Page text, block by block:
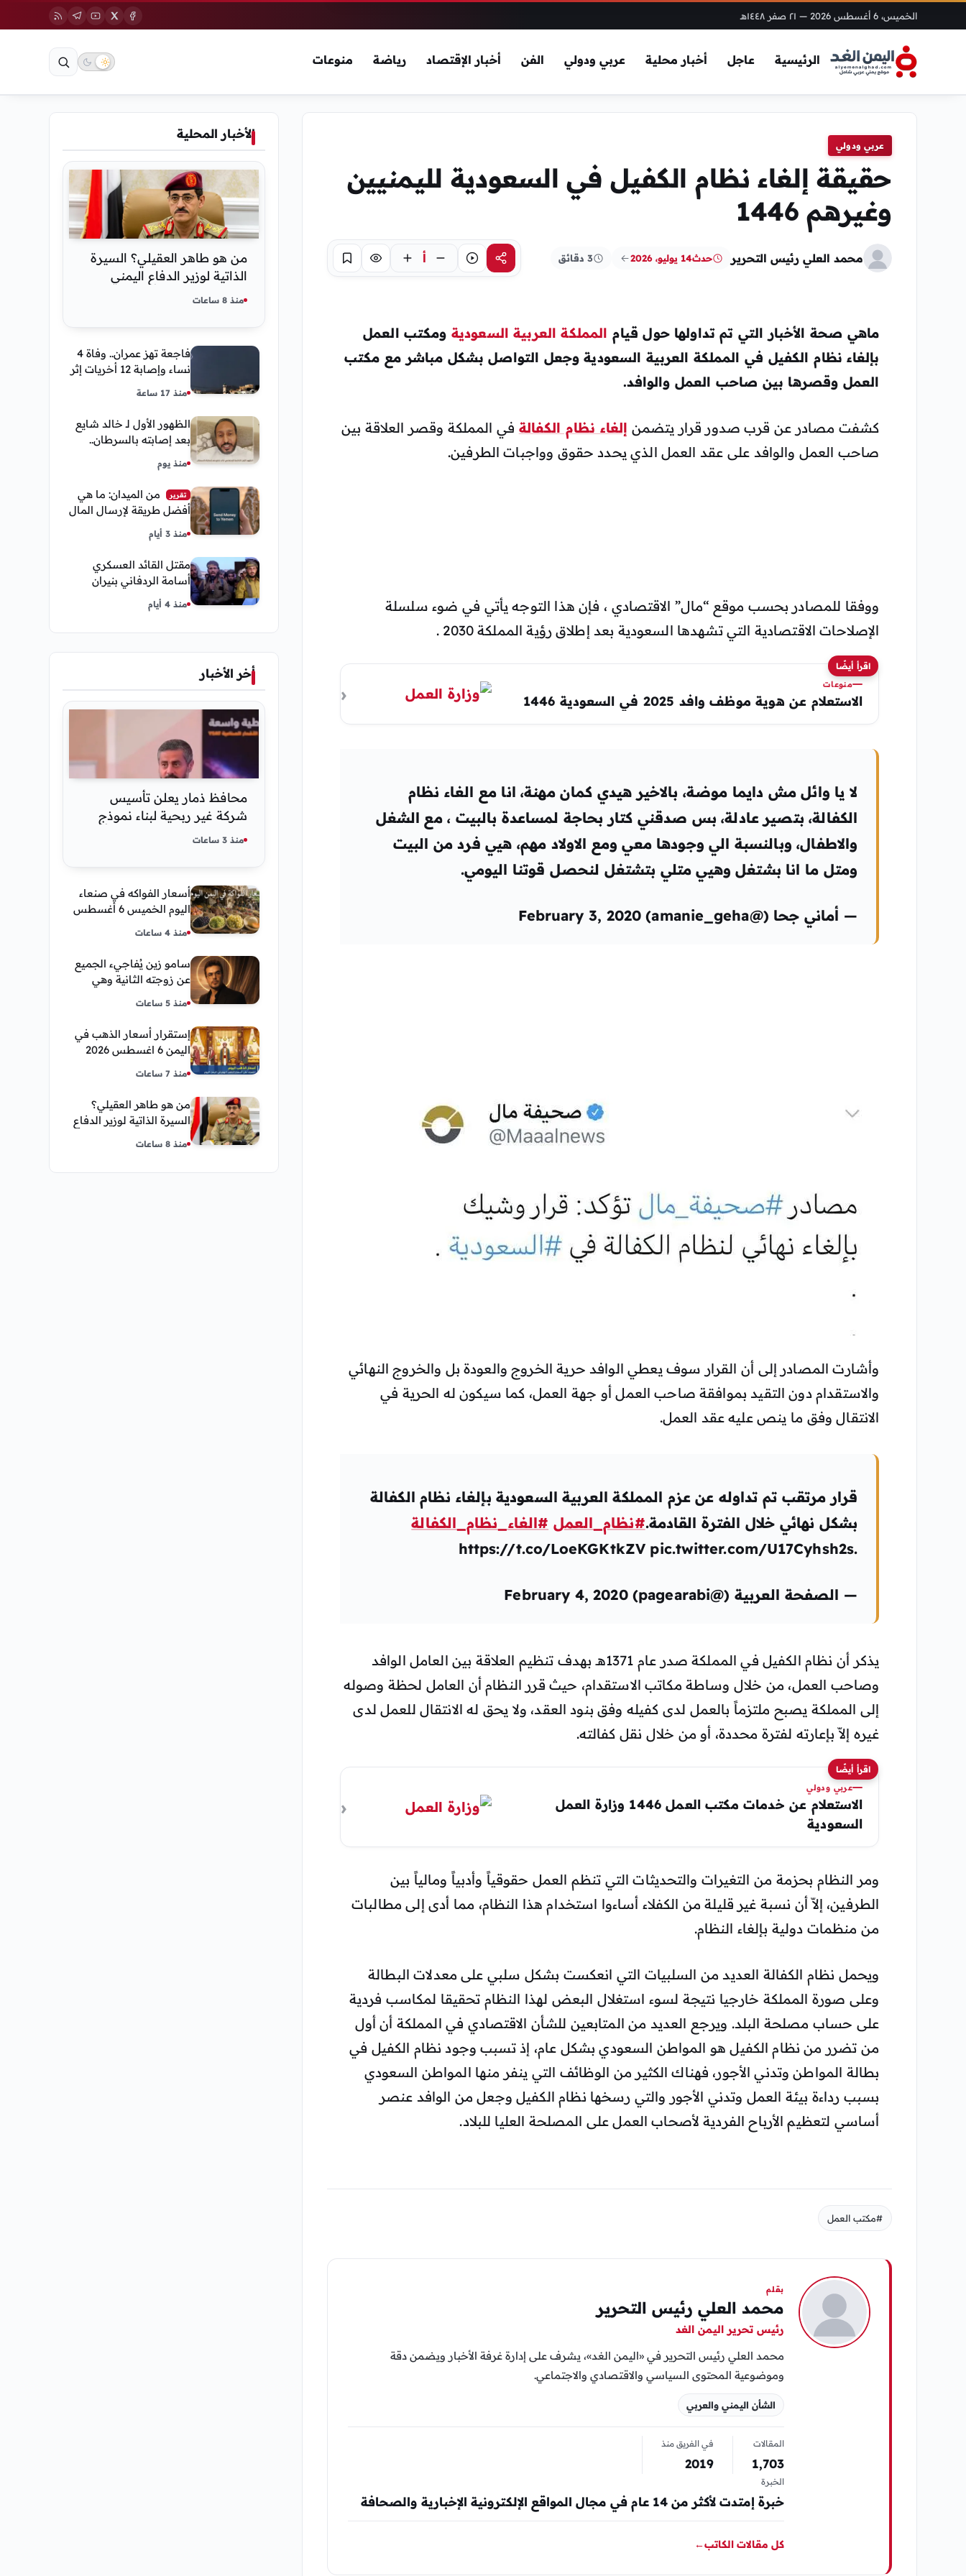
الخميس، 6 أغسطس 2026 — ٢١ صفر ١٤٤٨هـ
الرئيسية عاجل أخبار محلية عربي ودولي الفن أخبار الإقتصاد رياضة منوعات
عربي ودولي
حقيقة إلغاء نظام الكفيل في السعودية لليمنيين
وغيرهم 1446
محمد العلي رئيس التحرير حدث14 يوليو، 2026 3 دقائق مشاركةاستماع أ تركيز حفظ
ماهي صحة الأخبار التي تم تداولها حول قيام المملكة العربية السعوديةومكتب العمل
بإلغاء نظام الكفيل في المملكة العربية السعودية وجعل التواصل بشكل مباشر مع مكتب
العمل وقصرها بين صاحب العمل والوافد.
كشفت مصادر عن قرب صدور قرار يتضمن إلغاء نظام الكفالة في المملكة وقصر العلاقة بين
صاحب العمل والوافد على عقد العمل الذي يحدد حقوق وواجبات الطرفين.
ووفقا للمصادر بحسب موقع “مال” الاقتصادي ، فإن هذا التوجه يأتي في ضوء سلسلة
الإصلاحات الاقتصادية التي تشهدها السعودية بعد إطلاق رؤية المملكة 2030 .
اقرأ أيضًا
منوعات
الاستعلام عن هوية موظف وافد 2025 في السعودية 1446
لا يا وائل مش دايما موضة، بالاخير هيدي كمان مهنة، انا مع الغاء نظام
الكفالة، بتصير عادلة، بس صدقني كتار بحاجة لمساعدة بالبيت ، مع الشغل
والاطفال، وبالنسبة الي وجودها معي ومع الاولاد مهم، هيي فرد من البيت
ومتل ما انا بشتغل وهيي متلي بتشتغل لنحصل قوتنا اليومي.
— أماني جحا (@amanie_geha) February 3, 2020
وأشارت المصادر إلى أن القرار سوف يعطي الوافد حرية الخروج والعودة بل والخروج النهائي
والاستقدام دون التقيد بموافقة صاحب العمل أو جهة العمل، كما سيكون له الحرية في
الانتقال وفق ما ينص عليه عقد العمل.
قرار مرتقب تم تداوله عن عزم المملكة العربية السعودية بإلغاء نظام الكفالة
بشكل نهائي خلال الفترة القادمة.#نظام_العمل #الغاء_نظام_الكفالة
.https://t.co/LoeKGKtkZV pic.twitter.com/U17Cyhsh2s
— الصفحة العربية (@pagearabi) February 4, 2020
يذكر أن نظام الكفيل في المملكة صدر عام 1371هـ بهدف تنظيم العلاقة بين العامل الوافد
وصاحب العمل، من خلال وساطة مكاتب الاستقدام، حيث قرر النظام أن العامل لحظة وصوله
إلى المملكة يصبح ملتزماً بالعمل لدى كفيله وفق بنود العقد، ولا يحق له الانتقال للعمل لدى
غيره إلاّ بإعارته لفترة محددة، أو من خلال نقل كفالته.
اقرأ أيضًا
عربي ودولي
الاستعلام عن خدمات مكتب العمل 1446 وزارة العمل
السعودية
ومر النظام بحزمة من التغيرات والتحديثات التي تنظم العمل حقوقياً وأدبياً ومالياً بين
الطرفين، إلاّ أن نسبة غير قليلة من الكفلاء أساءوا استخدام هذا النظام، مما أدى إلى مطالبات
من منظمات دولية بإلغاء النظام.
ويحمل نظام الكفالة العديد من السلبيات التي انعكست بشكل سلبي على معدلات البطالة
وعلى صورة المملكة خارجيا نتيجة لسوء استغلال البعض لهذا النظام تحقيقا لمكاسب فردية
على حساب مصلحة البلد. ويرجع العديد من المتابعين للشأن الاقتصادي في المملكة أن أول
من تضرر من نظام الكفيل هو المواطن السعودي بشكل عام، إذ تسبب وجود نظام الكفيل في
بطالة المواطن وتدني الأجور، فهناك الكثير من الوظائف التي ينفر منها المواطن السعودي
بسبب رداءة بيئة العمل وتدني الأجور والتي رسخها نظام الكفيل وجعل من الوافد عنصر
أساسي لتعظيم الأرباح الفردية لأصحاب العمل على المصلحة العليا للبلاد.
#مكتب العمل
بقلم
محمد العلي رئيس التحرير
رئيس تحرير اليمن الغد
محمد العلي رئيس التحرير في «اليمن الغد»، يشرف على إدارة غرفة الأخبار ويضمن دقة
وموضوعية المحتوى السياسي والاقتصادي والاجتماعي.
الشأن اليمني والعربي
المقالات
1٬703
في الفريق منذ
2019
الخبرة
خبرة إمتدت لأكثر من 14 عام في مجال المواقع الإلكترونية الإخبارية والصحافة
كل مقالات الكاتب←
الأخبار المحلية
من هو طاهر العقيلي؟ السيرة
الذاتية لوزير الدفاع اليمني
الجديد وأبرز مناصبه
منذ 8 ساعات
فاجعة تهز عمران.. وفاة 4
نساء وإصابة 12 أخريات إثر
اجتماعية
منذ 17 ساعة
الظهور الأول لـ خالد شايع
بعد إصابته بالسرطان..
رحلة العلاج
منذ يوم
تقرير
من الميدان: ما هي
أفضل طريقة لإرسال المال
إلى اليمن من السعودية
وأمريكا
منذ 3 أيام
مقتل القائد العسكري
أسامة الردفاني بنيران
مسلحين مجهولين في
مديرية العبر
منذ 4 أيام
أخر الأخبار
محافظ ذمار يعلن تأسيس
شركة غير ربحية لبناء نموذج
ذكاء اصطناعي يمني
منذ 3 ساعات
أسعار الفواكه في صنعاء
اليوم الخميس 6 أغسطس
والرمان في الأسواق
منذ 4 ساعات
سامو زين يُفاجيء الجميع
عن زوجته الثانية وهي
منذ 5 ساعات
إستقرار أسعار الذهب في
اليمن 6 اغسطس 2026
منذ 7 ساعات
من هو طاهر العقيلي؟
السيرة الذاتية لوزير الدفاع
مناصبه
منذ 8 ساعات